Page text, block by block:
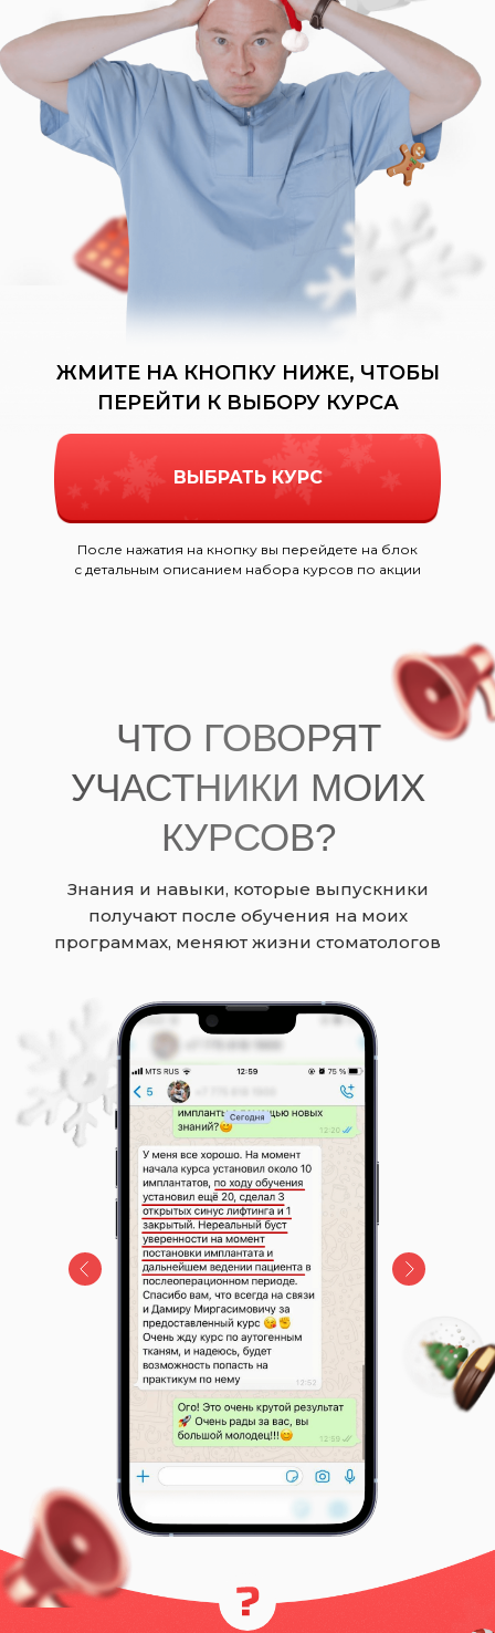
ЖМИТЕ НА КНОПКУ НИЖЕ, ЧТОБЫ
ПЕРЕЙТИ К ВЫБОРУ КУРСА
После нажатия на кнопку вы перейдете на блок
с детальным описанием набора курсов по акции
ВЫБРАТЬ КУРС
ЧТО ГОВОРЯТ
УЧАСТНИКИ МОИХ
КУРСОВ?
Знания и навыки, которые выпускники
получают после обучения на моих
программах, меняют жизни стоматологов